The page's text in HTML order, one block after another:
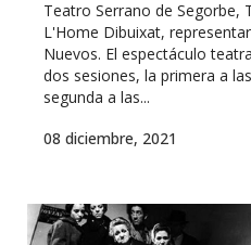
Teatro Serrano de Segorbe,
L'Home Dibuixat,
Nuevos. El espectáculo
dos sesiones, la primera a
segunda a las...
08 diciembre, 2021